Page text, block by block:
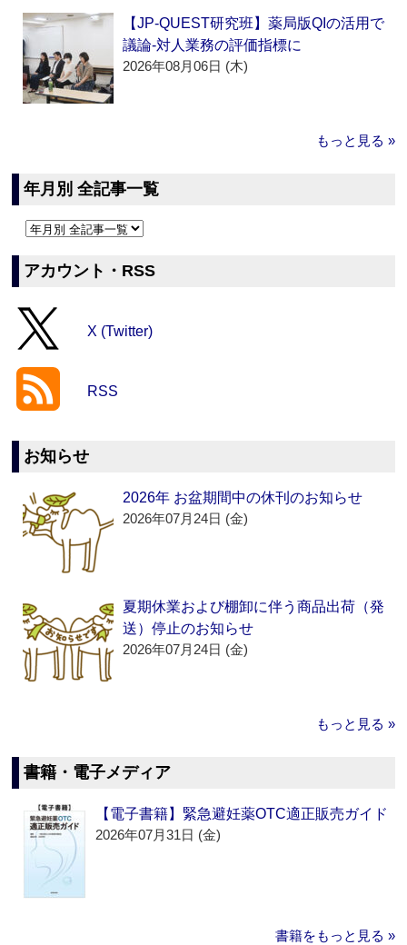
【JP-QUEST研究班】薬局版QIの活用で
議論‐対人業務の評価指標に
2026年08月06日 (木)
もっと見る »
年月別 全記事一覧
アカウント・RSS
X (Twitter)
RSS
お知らせ
2026年 お盆期間中の休刊のお知らせ
2026年07月24日 (金)
夏期休業および棚卸に伴う商品出荷（発
送）停止のお知らせ
2026年07月24日 (金)
もっと見る »
書籍・電子メディア
【電子書籍】緊急避妊薬OTC適正販売ガイド
2026年07月31日 (金)
書籍をもっと見る »